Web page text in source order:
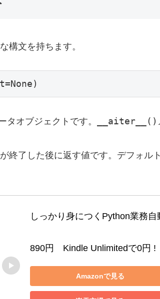
構文を持ちます。
タオブジェクトです。 __aiter__()
終了した後に返す値です。デフォル
しっかり身につくPython業務
890円　Kindle Unlimitedで0円 !
Amazonで見る